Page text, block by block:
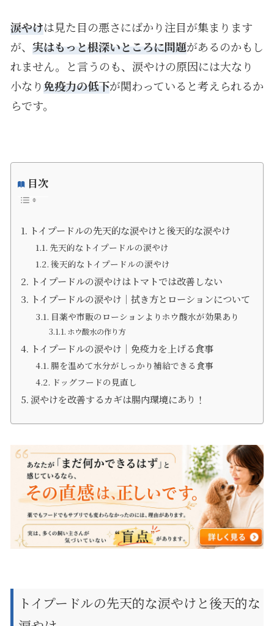
涙やけは見た目の悪さにばかり注目が集まります
が、 実はもっと根深いところに問題があるのかもし
れません。と言うのも、涙やけの原因には大なり
小なり免疫力の低下が関わっていると考えられるか
らです。
目次
トイプードルの先天的な涙やけと後天的な涙やけ
先天的なトイプードルの涙やけ
後天的なトイプードルの涙やけ
トイプードルの涙やけはトマトでは改善しない
トイプードルの涙やけ｜拭き方とローションについて
目薬や市販のローションよりホウ酸水が効果あり
ホウ酸水の作り方
トイプードルの涙やけ｜免疫力を上げる食事
腸を温めて水分がしっかり補給できる食事
ドッグフードの見直し
涙やけを改善するカギは腸内環境にあり！
トイプードルの先天的な涙やけと後天的な